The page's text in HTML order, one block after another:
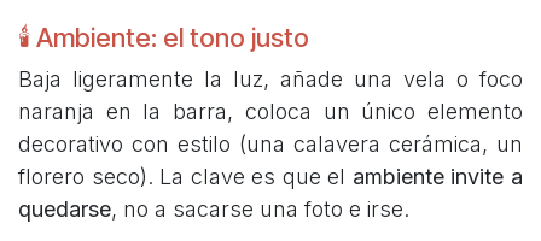
🕯 Ambiente: el tono justo
Baja ligeramente la luz, añade una vela o foco
naranja en la barra, coloca un único elemento
decorativo con estilo (una calavera cerámica, un
florero seco). La clave es que el ambiente invite a
quedarse, no a sacarse una foto e irse.